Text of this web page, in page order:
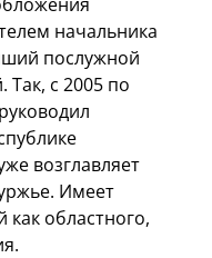
начальника
послужной
с 2005 по
возглавляет
Имеет
как областного,